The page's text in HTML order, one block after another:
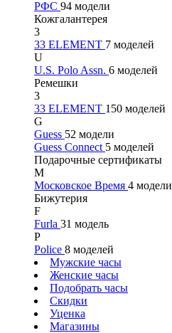
РФС 94 модели
Кожгалантерея
3
33 ELEMENT 7 моделей
U
U.S. Polo Assn. 6 моделей
Ремешки
3
33 ELEMENT 150 моделей
G
Guess 52 модели
Guess Connect 5 моделей
Подарочные сертификаты
М
Московское Время 4 модели
Бижутерия
F
Furla 31 модель
P
Police 8 моделей
Мужские часы
Женские часы
Подобрать часы
Скидки
Уценка
Магазины